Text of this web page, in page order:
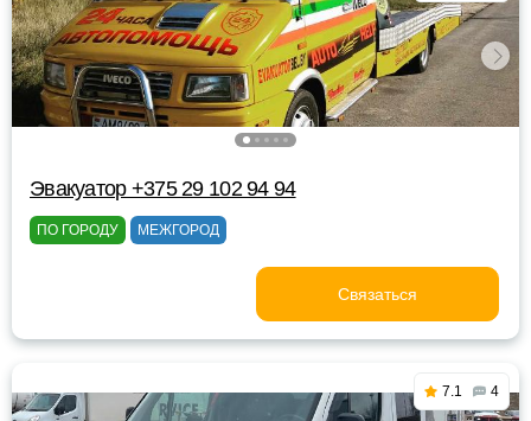
Эвакуатор +375 29 102 94 94
ПО ГОРОДУ МЕЖГОРОД
Связаться
7.1 4